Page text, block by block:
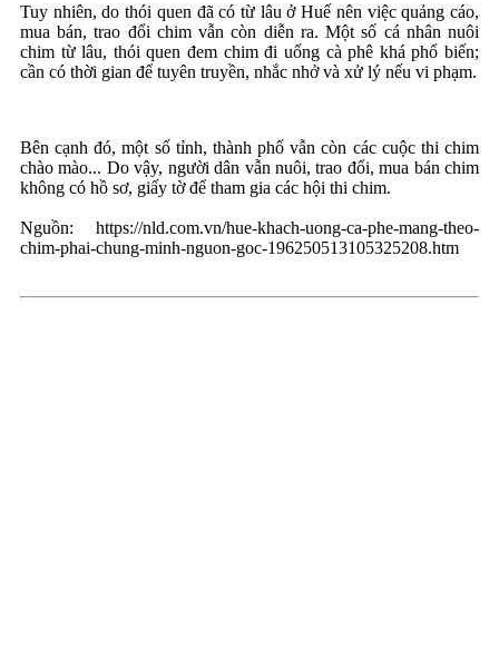
Tuy nhiên, do thói quen đã có từ lâu ở Huế nên việc quảng cáo,
mua bán, trao đổi chim vẫn còn diễn ra. Một số cá nhân nuôi
chim từ lâu, thói quen đem chim đi uống cà phê khá phổ biến;
cần có thời gian để tuyên truyền, nhắc nhở và xử lý nếu vi phạm.
Bên cạnh đó, một số tỉnh, thành phố vẫn còn các cuộc thi chim
chào mào... Do vậy, người dân vẫn nuôi, trao đổi, mua bán chim
không có hồ sơ, giấy tờ để tham gia các hội thi chim.
Nguồn: https://nld.com.vn/hue-khach-uong-ca-phe-mang-theo-
chim-phai-chung-minh-nguon-goc-196250513105325208.htm